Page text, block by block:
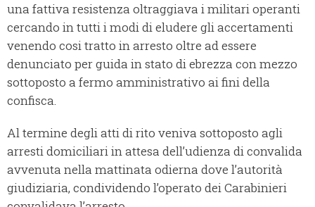
una fattiva resistenza oltraggiava i militari operanti
cercando in tutti i modi di eludere gli accertamenti
venendo cosi tratto in arresto oltre ad essere
denunciato per guida in stato di ebrezza con mezzo
sottoposto a fermo amministrativo ai fini della
confisca.
Al termine degli atti di rito veniva sottoposto agli
arresti domiciliari in attesa dell’udienza di convalida
avvenuta nella mattinata odierna dove l’autorità
giudiziaria, condividendo l’operato dei Carabinieri